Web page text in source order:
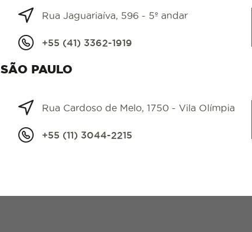
Rua Jaguariaíva, 596 - 5º andar
+55 (41) 3362-1919
SÃO PAULO
Rua Cardoso de Melo, 1750 - Vila Olímpia
+55 (11) 3044-2215